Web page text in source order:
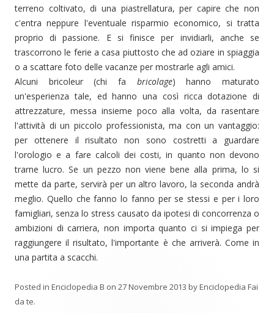
terreno coltivato, di una piastrellatura, per capire che non
c'entra neppure l'eventuale risparmio economico, si tratta
proprio di passione. E si finisce per invidiarli, anche se
trascorrono le ferie a casa piuttosto che ad oziare in spiaggia
o a scattare foto delle vacanze per mostrarle agli amici.
Alcuni bricoleur (chi fa bricolage) hanno maturato
un'esperienza tale, ed hanno una così ricca dotazione di
attrezzature, messa insieme poco alla volta, da rasentare
l'attività di un piccolo professionista, ma con un vantaggio:
per ottenere il risultato non sono costretti a guardare
l'orologio e a fare calcoli dei costi, in quanto non devono
trarne lucro. Se un pezzo non viene bene alla prima, lo si
mette da parte, servirà per un altro lavoro, la seconda andrà
meglio. Quello che fanno lo fanno per se stessi e per i loro
famigliari, senza lo stress causato da ipotesi di concorrenza o
ambizioni di carriera, non importa quanto ci si impiega per
raggiungere il risultato, l'importante è che arriverà. Come in
una partita a scacchi.
Posted in Enciclopedia B on 27 Novembre 2013 byEnciclopedia Fai
da te.